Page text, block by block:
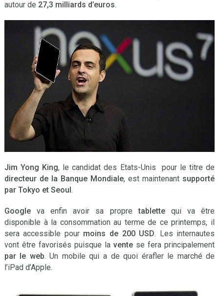
autour de 27,3 milliards d’euros.
Jim Yong King, le candidat des Etats-Unis pour le titre de
directeur de la Banque Mondiale, est maintenant supporté
par Tokyo et Seoul.
Googleva enfin avoir sa propretablettequi va être
disponible à la consommation au terme de ce printemps, il
sera accessible pour moins de 200 USD. Les internautes
vont être favorisés puisque lavente se fera principalement
par le web. Un mobile qui a de quoi érafler le marché de
l’iPad d’Apple.